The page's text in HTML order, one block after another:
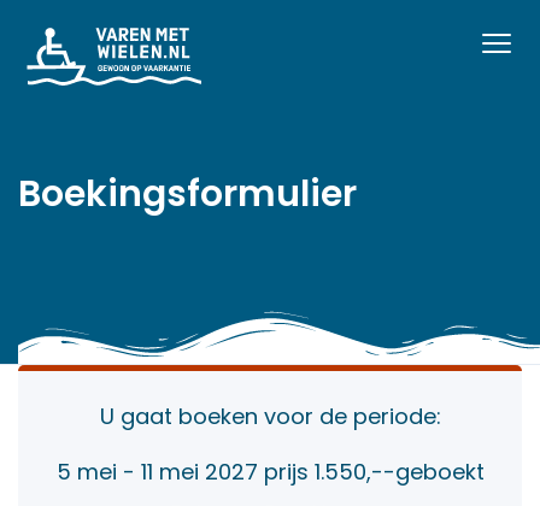
Boekingsformulier
U gaat boeken voor de periode:
5 mei - 11 mei 2027 prijs 1.550,--geboekt